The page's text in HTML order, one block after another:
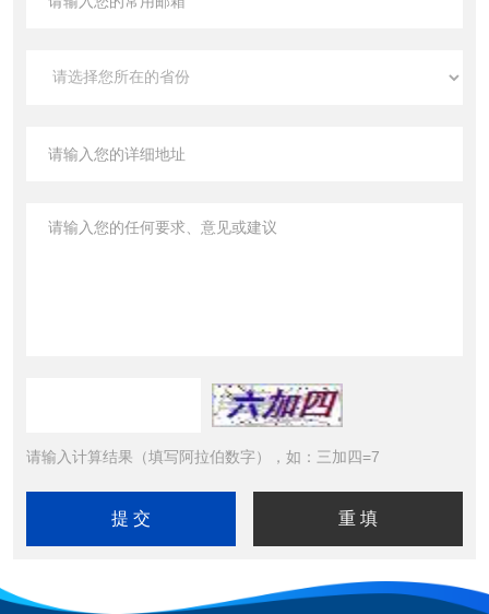
请输入计算结果（填写阿拉伯数字），如：三加四=7